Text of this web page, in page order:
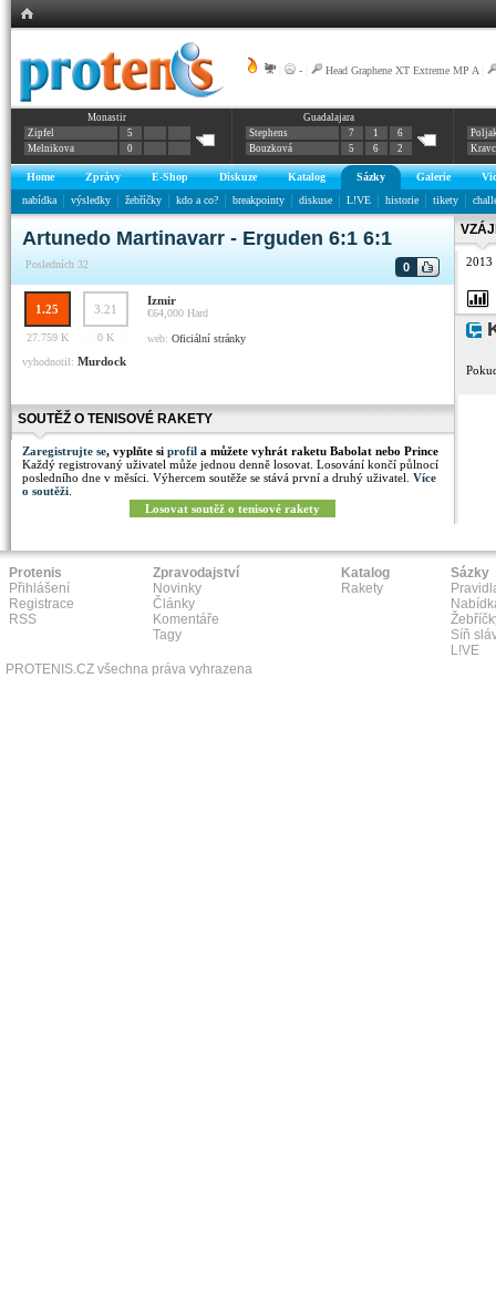
- Head Graphene XT Extreme MP A
Monastir
Zipfel
5
Melnikova
0
Guadalajara
Stephens
7 1
6
Bouzková
5 6 2
Home Zprávy E-Shop Diskuze Katalog Sázky Galerie
nabídka
výsledky žebříčky kdo a co? breakpointy diskuse L!VE historie tikety
Artunedo Martinavarr - Erguden 6:1 6:1
Posledních 32 0
1.25 3.21
Izmir
€64,000 Hard
27.759 K
0 K web: Oficiální stránky
vyhodnotil: Murdock
SOUTĚŽ O TENISOVÉ RAKETY
Zaregistrujte se, vyplňte si profil a můžete vyhrát raketu Babolat nebo Prince
Každý registrovaný uživatel může jednou denně losovat. Losování končí půlnocí
posledního dne v měsíci. Výhercem soutěže se stává první a druhý uživatel. Více
o soutěži
Losovat soutěž o tenisové rakety
2013
Protenis
Přihlášení
Registrace
RSS
Zpravodajství
Novinky
Články
Komentáře
Tagy
Katalog
Rakety
Sázky
Síň
L!VE
PROTENIS.CZ všechna práva vyhrazena